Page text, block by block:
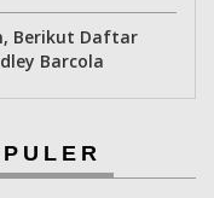
Berikut Daftar
Barcola